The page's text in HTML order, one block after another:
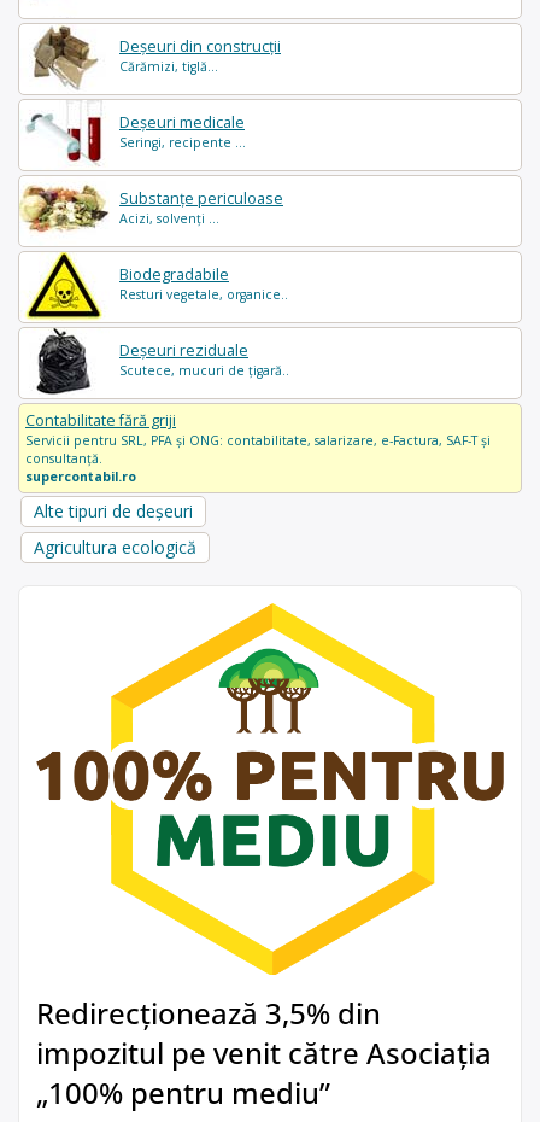
Deșeuri din construcții
Cărămizi, tiglă...
Deșeuri medicale
Seringi, recipente ...
Substanțe periculoase
Acizi, solvenți ...
Biodegradabile
Resturi vegetale, organice..
Deșeuri reziduale
Scutece, mucuri de țigară..
Contabilitate fără griji
Servicii pentru SRL, PFA și ONG: contabilitate, salarizare, e-Factura, SAF-T și
consultanță.
supercontabil.ro
Alte tipuri de deșeuri
Agricultura ecologică
Redirecționează 3,5% din
impozitul pe venit către Asociația
„100% pentru mediu”